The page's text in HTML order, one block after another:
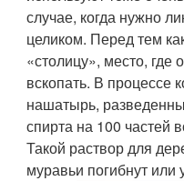
случае, когда нужно
целиком. Перед тем
«столицу», место, где
вскопать. В процессе
нашатырь,
спирта на 100 частей
Такой раствор для
муравьи погибнут или